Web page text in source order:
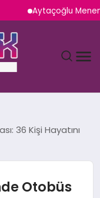
Aytaçoğlu
36 Kişi Hayatını
Otobüs